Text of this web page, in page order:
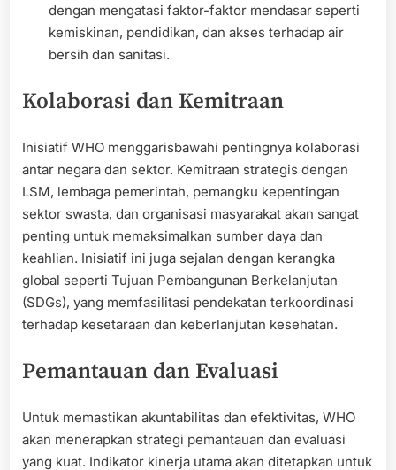
dengan mengatasi faktor-faktor mendasar seperti
kemiskinan, pendidikan, dan akses terhadap air
bersih dan sanitasi.
Kolaborasi dan Kemitraan
Inisiatif WHO menggarisbawahi pentingnya kolaborasi
antar negara dan sektor. Kemitraan strategis dengan
LSM, lembaga pemerintah, pemangku kepentingan
sektor swasta, dan organisasi masyarakat akan sangat
penting untuk memaksimalkan sumber daya dan
keahlian. Inisiatif ini juga sejalan dengan kerangka
global seperti Tujuan Pembangunan Berkelanjutan
(SDGs), yang memfasilitasi pendekatan terkoordinasi
terhadap kesetaraan dan keberlanjutan kesehatan.
Pemantauan dan Evaluasi
Untuk memastikan akuntabilitas dan efektivitas, WHO
akan menerapkan strategi pemantauan dan evaluasi
yang kuat. Indikator kinerja utama akan ditetapkan untuk